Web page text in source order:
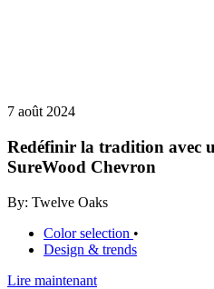
7 août 2024
Redéfinir la tradition avec
SureWood Chevron
By: Twelve Oaks
Color selection •
Design & trends
Lire maintenant